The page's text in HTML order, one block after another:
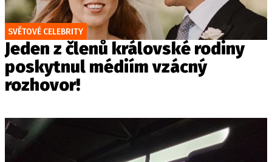
SVĚTOVÉ CELEBRITY
Jeden z členů královské rodiny
poskytnul médiím vzácný
rozhovor!